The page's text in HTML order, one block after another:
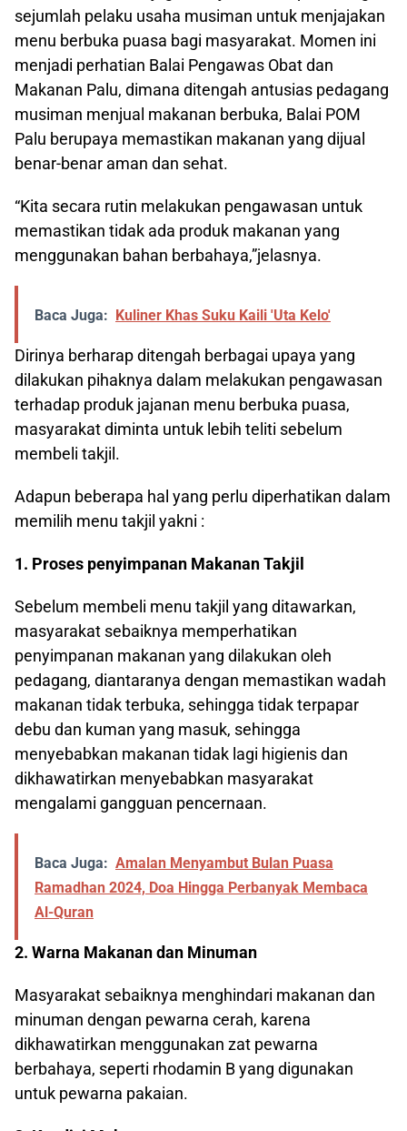
sejumlah pelaku usaha musiman untuk menjajakan
menu berbuka puasa bagi masyarakat. Momen ini
menjadi perhatian Balai Pengawas Obat dan
Makanan Palu, dimana ditengah antusias pedagang
musiman menjual makanan berbuka, Balai POM
Palu berupaya memastikan makanan yang dijual
benar-benar aman dan sehat.
“Kita secara rutin melakukan pengawasan untuk
memastikan tidak ada produk makanan yang
menggunakan bahan berbahaya,”jelasnya.
Baca Juga: Kuliner Khas Suku Kaili 'Uta Kelo'
Dirinya berharap ditengah berbagai upaya yang
dilakukan pihaknya dalam melakukan pengawasan
terhadap produk jajanan menu berbuka puasa,
masyarakat diminta untuk lebih teliti sebelum
membeli takjil.
Adapun beberapa hal yang perlu diperhatikan dalam
memilih menu takjil yakni :
1. Proses penyimpanan Makanan Takjil
Sebelum membeli menu takjil yang ditawarkan,
masyarakat sebaiknya memperhatikan
penyimpanan makanan yang dilakukan oleh
pedagang, diantaranya dengan memastikan wadah
makanan tidak terbuka, sehingga tidak terpapar
debu dan kuman yang masuk, sehingga
menyebabkan makanan tidak lagi higienis dan
dikhawatirkan menyebabkan masyarakat
mengalami gangguan pencernaan.
Baca Juga: Amalan Menyambut Bulan Puasa
Ramadhan 2024, Doa Hingga Perbanyak Membaca
Al-Quran
2. Warna Makanan dan Minuman
Masyarakat sebaiknya menghindari makanan dan
minuman dengan pewarna cerah, karena
dikhawatirkan menggunakan zat pewarna
berbahaya, seperti rhodamin B yang digunakan
untuk pewarna pakaian.